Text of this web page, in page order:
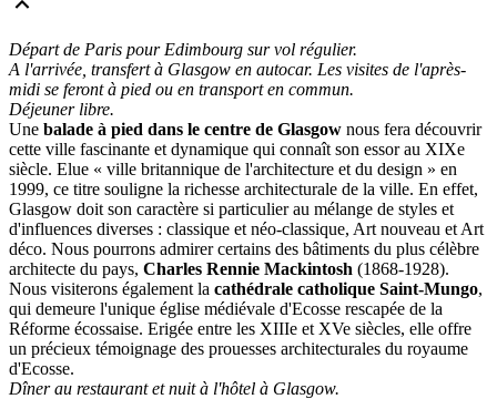
Départ de Paris pour Edimbourg sur vol régulier.
A l'arrivée, transfert à Glasgow en autocar. Les visites de l'après-
midi se feront à pied ou en transport en commun.
Déjeuner libre.
Une balade à pied dans le centre de Glasgow nous fera découvrir
cette ville fascinante et dynamique qui connaît son essor au XIXe
siècle. Elue « ville britannique de l'architecture et du design » en
1999, ce titre souligne la richesse architecturale de la ville. En effet,
Glasgow doit son caractère si particulier au mélange de styles et
d'influences diverses : classique et néo-classique, Art nouveau et Art
déco. Nous pourrons admirer certains des bâtiments du plus célèbre
architecte du pays, Charles Rennie Mackintosh (1868-1928).
Nous visiterons également la cathédrale catholique Saint-Mungo,
qui demeure l'unique église médiévale d'Ecosse rescapée de la
Réforme écossaise. Erigée entre les XIIIe et XVe siècles, elle offre
un précieux témoignage des prouesses architecturales du royaume
d'Ecosse.
Dîner au restaurant et nuit à l'hôtel à Glasgow.